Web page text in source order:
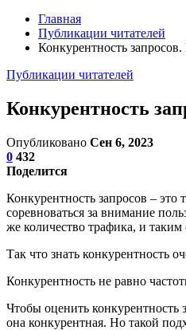
Главная
Публикации читателей
Конкурентность
Публикации читателей
Конкурентность
Опубликовано Сен 6, 2023
0 432
Поделится
Конкурентность запросов – это
соревноваться за внимание
же количество трафика, и
Так что знать конкурентность
Конкурентность не равно
Чтобы оценить конкурентность
она конкурентная. Но такой